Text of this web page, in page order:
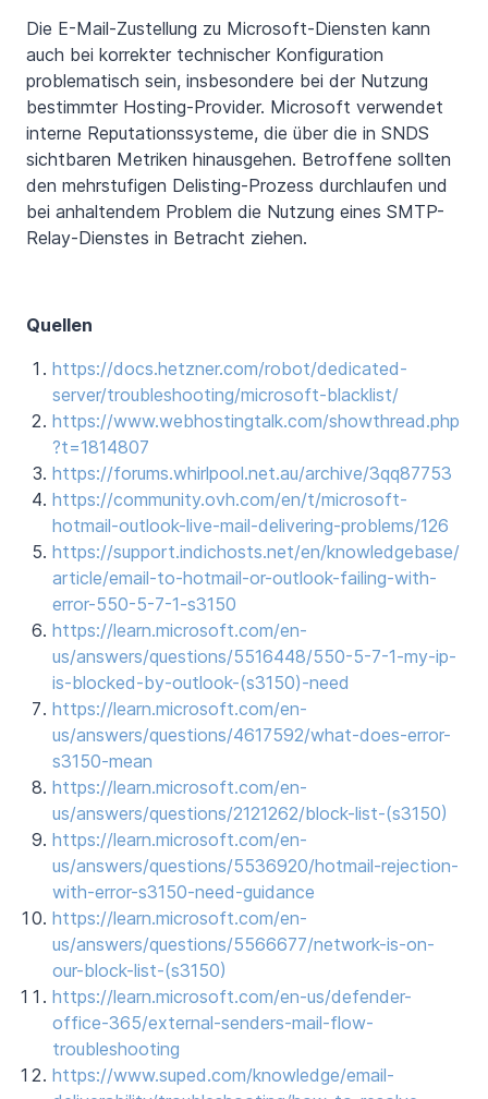
Die E-Mail-Zustellung zu Microsoft-Diensten kann
auch bei korrekter technischer Konfiguration
problematisch sein, insbesondere bei der Nutzung
bestimmter Hosting-Provider. Microsoft verwendet
interne Reputationssysteme, die über die in SNDS
sichtbaren Metriken hinausgehen. Betroffene sollten
den mehrstufigen Delisting-Prozess durchlaufen und
bei anhaltendem Problem die Nutzung eines SMTP-
Relay-Dienstes in Betracht ziehen.
Quellen
https://docs.hetzner.com/robot/dedicated-
server/troubleshooting/microsoft-blacklist/
https://www.webhostingtalk.com/showthread.php
?t=1814807
https://forums.whirlpool.net.au/archive/3qq87753
https://community.ovh.com/en/t/microsoft-
hotmail-outlook-live-mail-delivering-problems/126
https://support.indichosts.net/en/knowledgebase/
article/email-to-hotmail-or-outlook-failing-with-
error-550-5-7-1-s3150
https://learn.microsoft.com/en-
us/answers/questions/5516448/550-5-7-1-my-ip-
is-blocked-by-outlook-(s3150)-need
https://learn.microsoft.com/en-
us/answers/questions/4617592/what-does-error-
s3150-mean
https://learn.microsoft.com/en-
us/answers/questions/2121262/block-list-(s3150)
https://learn.microsoft.com/en-
us/answers/questions/5536920/hotmail-rejection-
with-error-s3150-need-guidance
https://learn.microsoft.com/en-
us/answers/questions/5566677/network-is-on-
our-block-list-(s3150)
https://learn.microsoft.com/en-us/defender-
office-365/external-senders-mail-flow-
troubleshooting
https://www.suped.com/knowledge/email-